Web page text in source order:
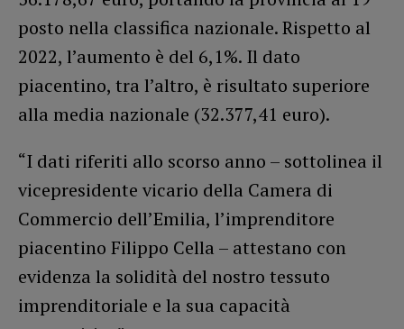
posto nella classifica nazionale. Rispetto al
2022, l’aumento è del 6,1%. Il dato
piacentino, tra l’altro, è risultato superiore
alla media nazionale (32.377,41 euro).
“I dati riferiti allo scorso anno – sottolinea il
vicepresidente vicario della Camera di
Commercio dell’Emilia, l’imprenditore
piacentino Filippo Cella – attestano con
evidenza la solidità del nostro tessuto
imprenditoriale e la sua capacità